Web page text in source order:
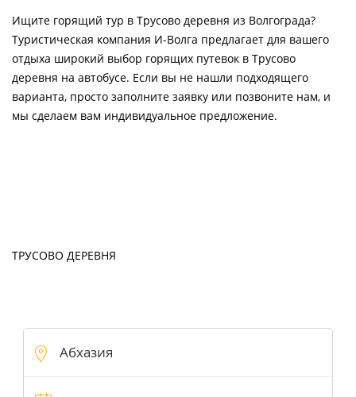
Ищите горящий тур в Трусово деревня из Волгограда?
Туристическая компания И-Волга предлагает для вашего
отдыха широкий выбор горящих путевок в Трусово
деревня на автобусе. Если вы не нашли подходящего
варианта, просто заполните заявку или позвоните нам, и
мы сделаем вам индивидуальное предложение.
ТРУСОВО ДЕРЕВНЯ